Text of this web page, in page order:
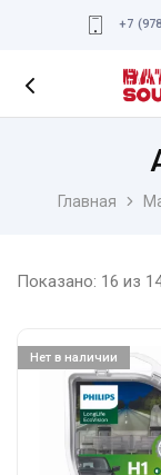
+7
Главная
Показано: 16 из
Нет в наличии